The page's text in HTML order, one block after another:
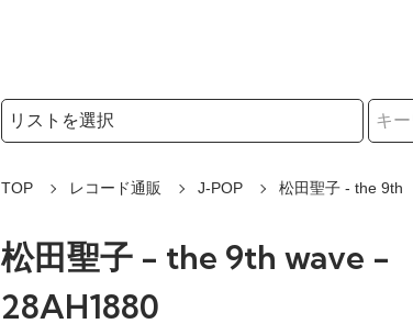
検索リストの選択
TOP レコード通販 J-POP 松田聖子 - the 9th
松田聖子 - the 9th wave -
28AH1880